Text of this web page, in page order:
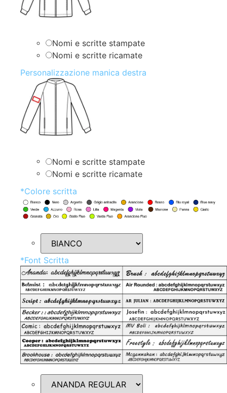
Nomi e scritte stampate
Nomi e scritte ricamate
Personalizzazione manica destra
Nomi e scritte stampate
Nomi e scritte ricamate
*Colore scritta
*Font Scritta